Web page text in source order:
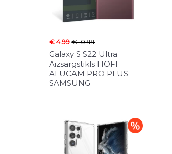
€ 4.99€ 10.99
Galaxy S S22 Ultra
Aizsargstikls HOFI
ALUCAM PRO PLUS
SAMSUNG